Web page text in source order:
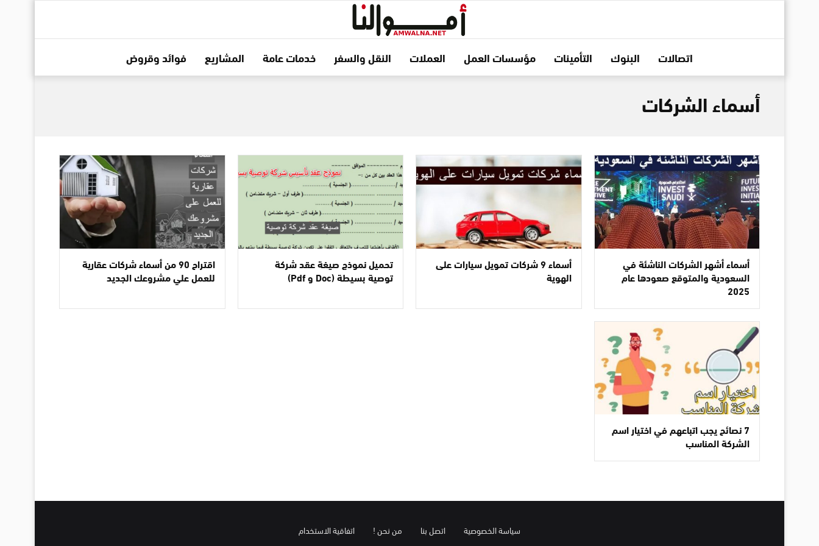
اتصالات البنوك التأمينات مؤسسات العمل العملات النقل والسفر خدمات عامة المشاريع فوائد وقروض
أسماء الشركات
أسماء أشهر الشركات الناشئة في
السعودية والمتوقع صعودها عام
2025
أسماء 9 شركات تمويل سيارات على
الهوية
تحميل نموذج صيغة عقد شركة
توصية بسيطة (Doc و Pdf)
اقتراح 90 من أسماء شركات عقارية
للعمل علي مشروعك الجديد
7 نصائح يجب اتباعهم في اختيار اسم
الشركة المناسب
سياسة الخصوصية اتصل بنا من نحن ! اتفاقية الاستخدام